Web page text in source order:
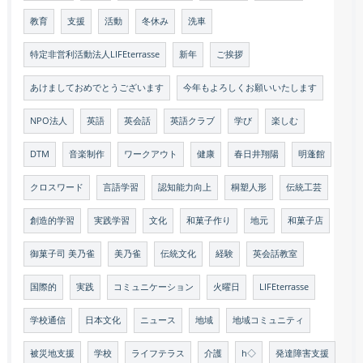
教育 支援 活動 冬休み 洗車
特定非営利活動法人LIFEterrasse 新年 ご挨拶
あけましておめでとうございます 今年もよろしくお願いいたします
NPO法人 英語 英会話 英語クラブ 学び 楽しむ
DTM 音楽制作 ワークアウト 健康 春日井翔陽 明蓬館
クロスワード 言語学習 認知能力向上 桐塑人形 伝統工芸
創造的学習 実践学習 文化 和菓子作り 地元 和菓子店
御菓子司 美乃雀 美乃雀 伝統文化 経験 英会話教室
国際的 実践 コミュニケーション 火曜日 LIFEterrasse
学校通信 日本文化 ニュース 地域 地域コミュニティ
被災地支援 学校 ライフテラス 介護 h◇ 発達障害支援